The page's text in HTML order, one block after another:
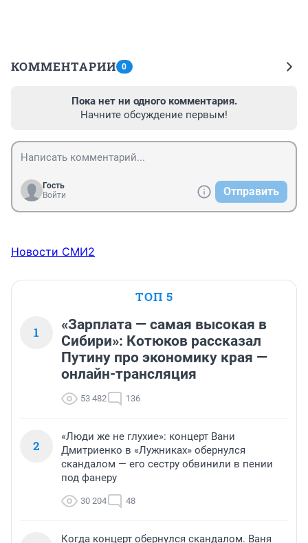
КОММЕНТАРИИ 0
Пока нет ни одного комментария.
Начните обсуждение первым!
Гость
Войти
Отправить
Новости СМИ2
ТОП 5
1
«Зарплата — самая высокая в
Сибири»: Котюков рассказал
Путину про экономику края —
онлайн-трансляция
53 482 136
2
«Люди же не глухие»: концерт Вани
Дмитриенко в «Лужниках» обернулся
скандалом — его сестру обвинили в пении
под фанеру
30 204 48
Когда концерт обернулся скандалом. Ваня